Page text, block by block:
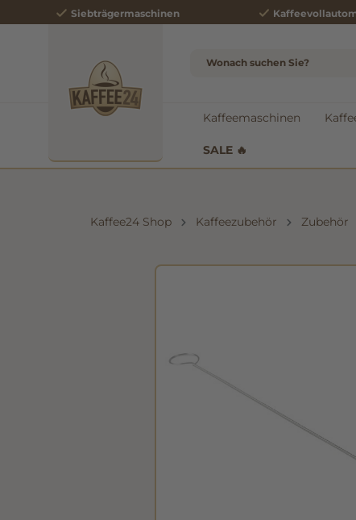
springen Zur Hauptnavigation springen
Siebträgermaschinen
Kaffeemaschinen
SALE 🔥
Kaffee24 Shop Kaffeezubehör Zubehör